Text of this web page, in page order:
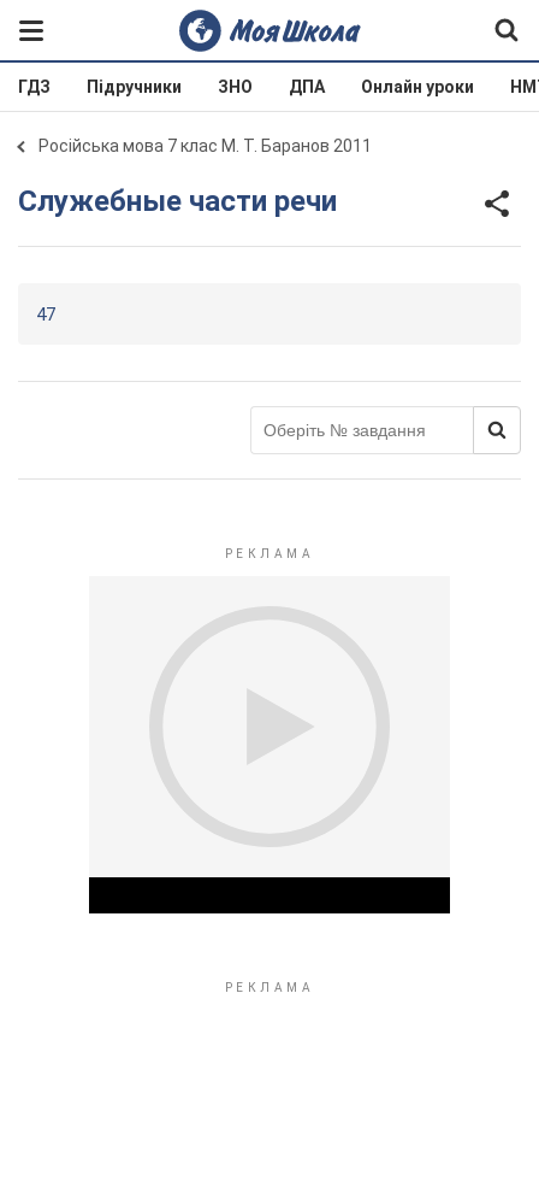
ГДЗ Підручники ЗНО ДПА Онлайн уроки
Російська мова 7 клас М. Т. Баранов 2011
Служебные части речи
47